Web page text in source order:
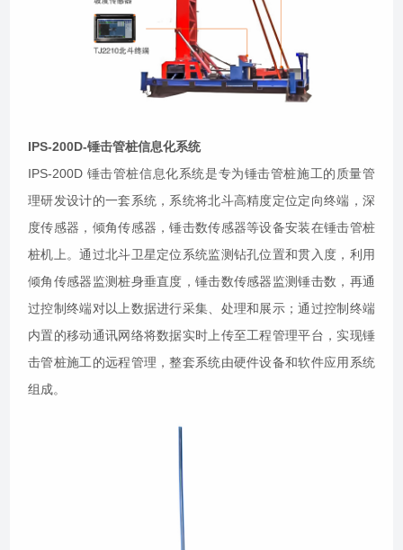
IPS-200D-锤击管桩信息化系统
IPS-200D 锤击管桩信息化系统是专为锤击管桩施工的质量管
理研发设计的一套系统，系统将北斗高精度定位定向终端，深
度传感器，倾角传感器，锤击数传感器等设备安装在锤击管桩
桩机上。通过北斗卫星定位系统监测钻孔位置和贯入度，利用
倾角传感器监测桩身垂直度，锤击数传感器监测锤击数，再通
过控制终端对以上数据进行采集、处理和展示；通过控制终端
内置的移动通讯网络将数据实时上传至工程管理平台，实现锤
击管桩施工的远程管理，整套系统由硬件设备和软件应用系统
组成。